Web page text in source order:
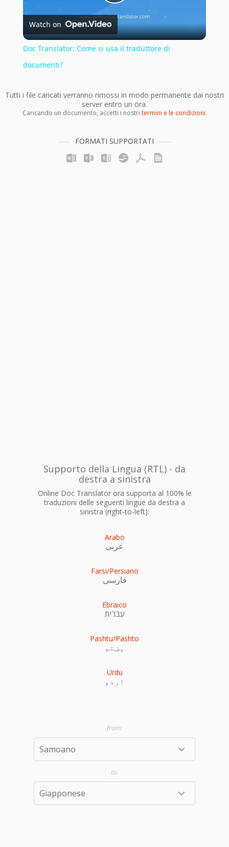
Video
Watch on
Doc Translator: Come si usa il traduttore di
documenti?
Tutti i file caricati verranno rimossi in modo permanente dai nostri
server entro un ora.
Caricando un documento, accetti i nostri termini e le condizioni.
FORMATI SUPPORTATI
Supporto della Lingua (RTL) - da
destra a sinistra
Online Doc Translator ora supporta al 100% le
traduzioni delle seguenti lingue da destra a
sinistra (right-to-left):
Arabo
عربى
Farsi/Persiano
فارسی
Ebraico
עִברִית
Pashtu/Pashto
پښتو
Urdu
اردو